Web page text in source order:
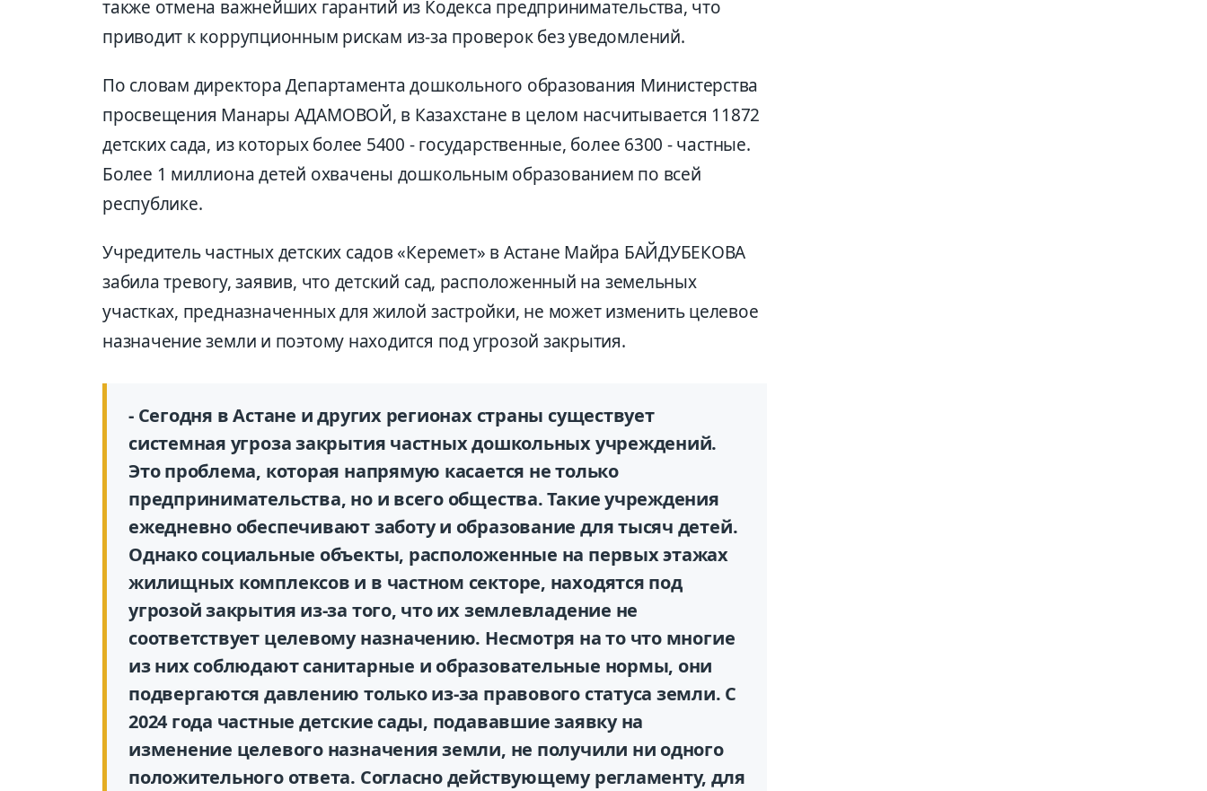
также отмена важнейших гарантий из Кодекса предпринимательства, что
приводит к коррупционным рискам из-за проверок без уведомлений.
По словам директора Департамента дошкольного образования Министерства
просвещения Манары АДАМОВОЙ, в Казахстане в целом насчитывается 11872
детских сада, из которых более 5400 - государственные, более 6300 - частные.
Более 1 миллиона детей охвачены дошкольным образованием по всей
республике.
Учредитель частных детских садов «Керемет» в Астане Майра БАЙДУБЕКОВА
забила тревогу, заявив, что детский сад, расположенный на земельных
участках, предназначенных для жилой застройки, не может изменить целевое
назначение земли и поэтому находится под угрозой закрытия.
- Сегодня в Астане и других регионах страны существует
системная угроза закрытия частных дошкольных учреждений.
Это проблема, которая напрямую касается не только
предпринимательства, но и всего общества. Такие учреждения
ежедневно обеспечивают заботу и образование для тысяч детей.
Однако социальные объекты, расположенные на первых этажах
жилищных комплексов и в частном секторе, находятся под
угрозой закрытия из-за того, что их землевладение не
соответствует целевому назначению. Несмотря на то что многие
из них соблюдают санитарные и образовательные нормы, они
подвергаются давлению только из-за правового статуса земли. С
2024 года частные детские сады, подававшие заявку на
изменение целевого назначения земли, не получили ни одного
положительного ответа. Согласно действующему регламенту, для